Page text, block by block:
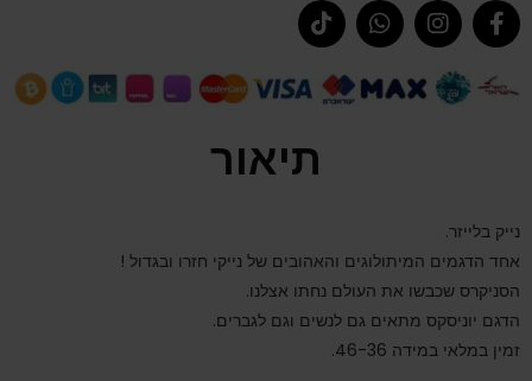
תיאור
נייק בלייזר.
אחד הדגמים המיתולוגים והאהובים של נייקי חזרו ובגדול !
הסניקרס שכבשו את העולם נחתו אצלנו.
הדגם יוניסקס מתאים גם לנשים וגם לגברים.
זמין במלאי במידה 46-36.